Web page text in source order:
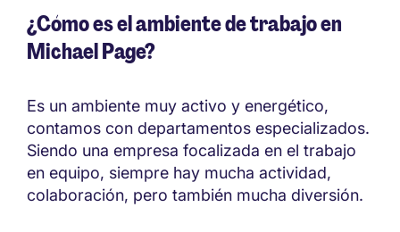
¿Cómo es el ambiente de trabajo en
Michael Page?
Es un ambiente muy activo y energético,
contamos con departamentos especializados.
Siendo una empresa focalizada en el trabajo
en equipo, siempre hay mucha actividad,
colaboración, pero también mucha diversión.